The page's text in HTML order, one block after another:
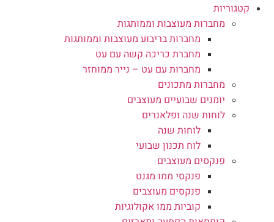
קטגוריות
מחברות מעוצבות וממותגות
מחברות בריבוע מעוצבות וממותגות
מחברת כריכה קשה עם עט
מחברות עם עט – נייר ממוחזר
מחברות מתכונים
יומנים שבועיים מעוצבים
לוחות שנה ופלאנרים
לוחות שנה
לוח תכנון שבועי
פנקסים מעוצבים
פנקסי ממו מגנט
פנקסים מעוצבים
קוביות ממו אקולוגיות